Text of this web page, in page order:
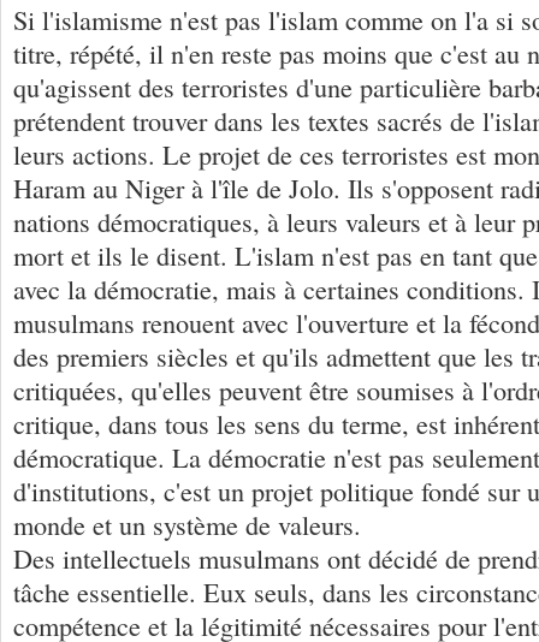
Si l'islamisme n'est pas l'islam comme on l'a si
titre, répété, il n'en reste pas moins que c'est au
qu'agissent des terroristes d'une particulière
prétendent trouver dans les textes sacrés de
leurs actions. Le projet de ces terroristes est
Haram au Niger à l'île de Jolo. Ils s'opposent
nations démocratiques, à leurs valeurs et à leur
mort et ils le disent. L'islam n'est pas en tant
avec la démocratie, mais à certaines conditions.
musulmans renouent avec l'ouverture et la
des premiers siècles et qu'ils admettent que les
critiquées, qu'elles peuvent être soumises à
critique, dans tous les sens du terme, est
démocratique. La démocratie n'est pas
d'institutions, c'est un projet politique fondé sur
monde et un système de valeurs.
Des intellectuels musulmans ont décidé de
tâche essentielle. Eux seuls, dans les
compétence et la légitimité nécessaires pour